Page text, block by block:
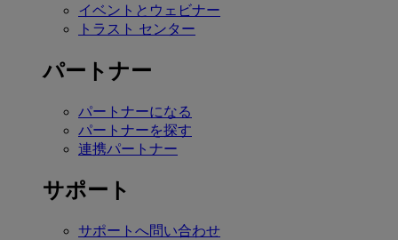
イベントとウェビナー
トラスト センター
パートナー
パートナーになる
パートナーを探す
連携パートナー
サポート
サポートへ問い合わせ